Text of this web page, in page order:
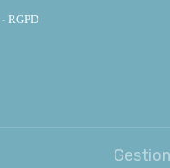
- RGPD